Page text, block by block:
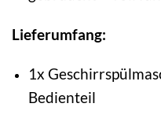
Lieferumfang:
1x
Bedienteil